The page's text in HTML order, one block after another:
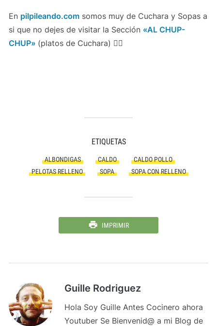
En pilpileando.comsomos muy de Cuchara y Sopas a
si que no dejes de visitar la Sección «AL CHUP-
CHUP» (platos de Cuchara) 👍🏻
ETIQUETAS
ALBONDIGAS CALDO
CALDO POLLO
PELOTAS RELLENO
SOPA SOPA CON RELLENO
IMPRIMIR
Guille Rodriguez
Hola Soy Guille Antes Cocinero ahora
Youtuber Se Bienvenid@ a mi Blog de